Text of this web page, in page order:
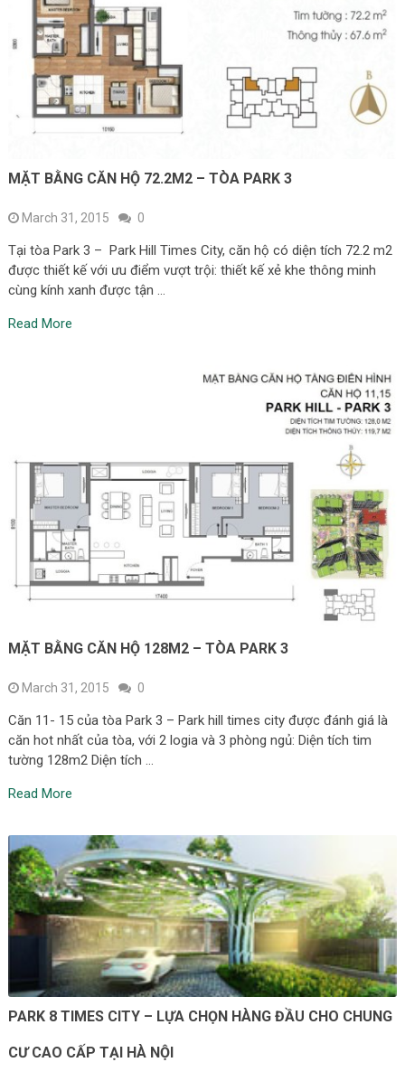
MẶT BẰNG CĂN HỘ 72.2M2 – TÒA PARK 3
March 31, 2015 0
Tại tòa Park 3 – Park Hill Times City, căn hộ có diện tích 72.2 m2
được thiết kế với ưu điểm vượt trội: thiết kế xẻ khe thông minh
cùng kính xanh được tận …
Read More
MẶT BẰNG CĂN HỘ 128M2 – TÒA PARK 3
March 31, 2015 0
Căn 11- 15 của tòa Park 3 – Park hill times city được đánh giá là
căn hot nhất của tòa, với 2 logia và 3 phòng ngủ: Diện tích tim
tường 128m2 Diện tích …
Read More
PARK 8 TIMES CITY – LỰA CHỌN HÀNG ĐẦU CHO CHUNG
CƯ CAO CẤP TẠI HÀ NỘI